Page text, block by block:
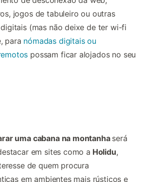
jogos de tabuleiro ou outras
(mas não deixe de ter wi-fi
para nómadas digitais ou
possam ficar alojados no seu
uma cabana na montanha será
em sites como a Holidu,
de quem procura
em ambientes mais rústicos e